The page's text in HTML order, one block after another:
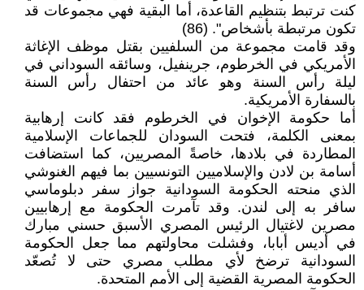
كنت ترتبط بتنظيم القاعدة، أما البقية فهي مجموعات قد
تكون مرتبطة بأشخاص". (86)
وقد قامت مجموعة من السلفيين بقتل موظف الإغاثة
الأمريكي في الخرطوم، جرينفيل، وسائقه السوداني في
ليلة رأس السنة وهو عائد من احتفال رأس السنة
بالسفارة الأمريكية.
أما حكومة الإخوان في الخرطوم فقد كانت إرهابية
بمعنى الكلمة، فتحت السودان للجماعات الإسلامية
المطاردة في بلادها، خاصةً المصريين، كما استضافت
أسامة بن لادن والإسلاميين التونسيين بما فيهم الغنوشي
الذي منحته الحكومة السودانية جواز سفر دبلوماسي
سافر به إلى لندن. وقد تآمرت الحكومة مع إرهابيين
مصرين لاغتيال الرئيس المصري الأسبق حسني مبارك
في أديس أبابا، وفشلت محاولتهم مما جعل الحكومة
السودانية ترضخ لأي مطلب مصري حتى لا تُصعّد
الحكومة المصرية القضية إلى الأمم المتحدة.